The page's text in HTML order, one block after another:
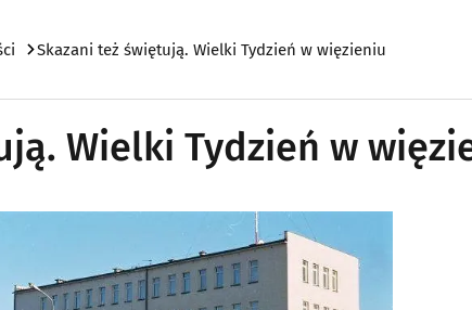
Skazani też świętują. Wielki Tydzień w więzieniu
Wielki Tydzień w